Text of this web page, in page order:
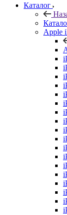
Каталог
Apple